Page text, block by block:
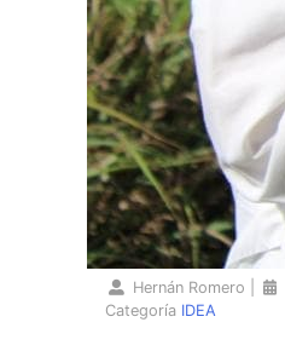
Hernán Romero
Categoría IDEA